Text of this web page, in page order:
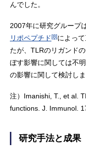
んでした。
2007年に研究グループ
リポペプチド[8]によっ
たが、TLRのリガンド
ぼす影響に関しては不
の影響に関して検討しま
注） Imanishi, T., et al.
functions. J. Immunol.
研究手法と成果